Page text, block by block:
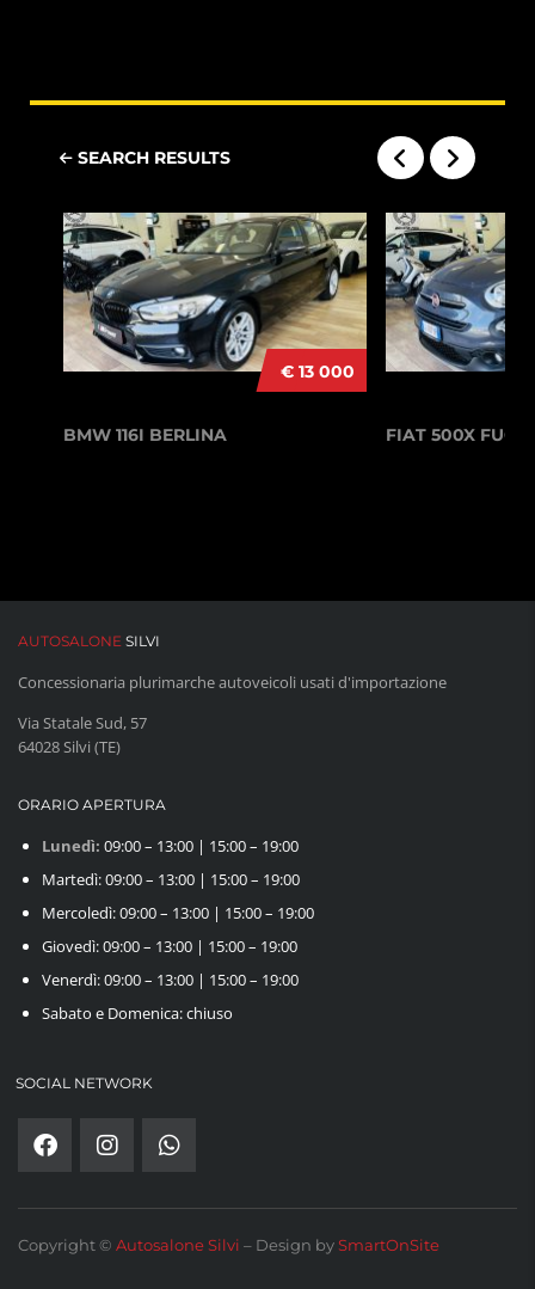
SEARCH RESULTS
€ 13 000
BMW 116I BERLINA FIAT 500X
AUTOSALONE SILVI
Concessionaria plurimarche autoveicoli usati d'importazione
Via Statale Sud, 57
64028 Silvi (TE)
ORARIO APERTURA
Lunedì: 09:00 – 13:00 | 15:00 – 19:00
Martedì: 09:00 – 13:00 | 15:00 – 19:00
Mercoledì: 09:00 – 13:00 | 15:00 – 19:00
Giovedì: 09:00 – 13:00 | 15:00 – 19:00
Venerdì: 09:00 – 13:00 | 15:00 – 19:00
Sabato e Domenica: chiuso
SOCIAL NETWORK
Copyright © Autosalone Silvi – Design bySmartOnSite